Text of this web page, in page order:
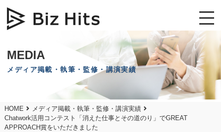
MEDIA
メディア掲載・執筆・監修・講演実績
HOME
メディア掲載・執筆・監修・講演実績
Chatwork活用コンテスト「消えた仕事とその道のり」でGREAT
APPROACH賞をいただきました